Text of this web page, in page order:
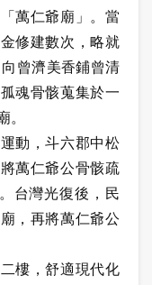
萬仁爺廟」。當
修建數次，略就
曾濟美香鋪曾清
魂骨骸蒐集於一
。
動，斗六郡中松
萬仁爺公骨骸疏
台灣光復後，民
，再將萬仁爺公
樓，舒適現代化